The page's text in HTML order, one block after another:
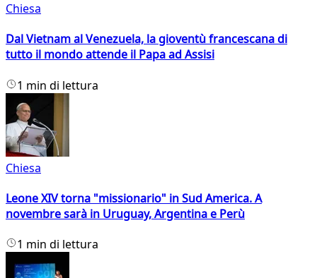
Chiesa
Dal Vietnam al Venezuela, la gioventù francescana di
tutto il mondo attende il Papa ad Assisi
1 min di lettura
Chiesa
Leone XIV torna "missionario" in Sud America. A
novembre sarà in Uruguay, Argentina e Perù
1 min di lettura